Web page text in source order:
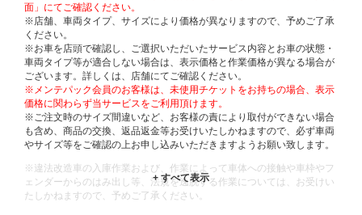
面」にてご確認ください。
※店舗、車両タイプ、サイズにより価格が異なりますので、予めご了承
ください。
※お車を店頭で確認し、ご選択いただいたサービス内容とお車の状態・
車両タイプ等が適合しない場合は、表示価格と作業価格が異なる場合が
ございます。詳しくは、店舗にてご確認ください。
※メンテパック会員のお客様は、未使用チケットをお持ちの場合、表示
価格に関わらず当サービスをご利用頂けます。
※ご注文時のサイズ間違いなど、お客様の責により取付ができない場合
も含め、商品の交換、返品返金等お受けいたしかねますので、必ず車両
やサイズ等をご確認の上お申し込みいただきますようお願い致します。
※違法改造車の入庫作業および、作業によって車体への接触や車枠やフ
ェンダーからのはみ出し等、法規を逸脱する作業については、お受けい
たしかねますので、予めご了承ください。